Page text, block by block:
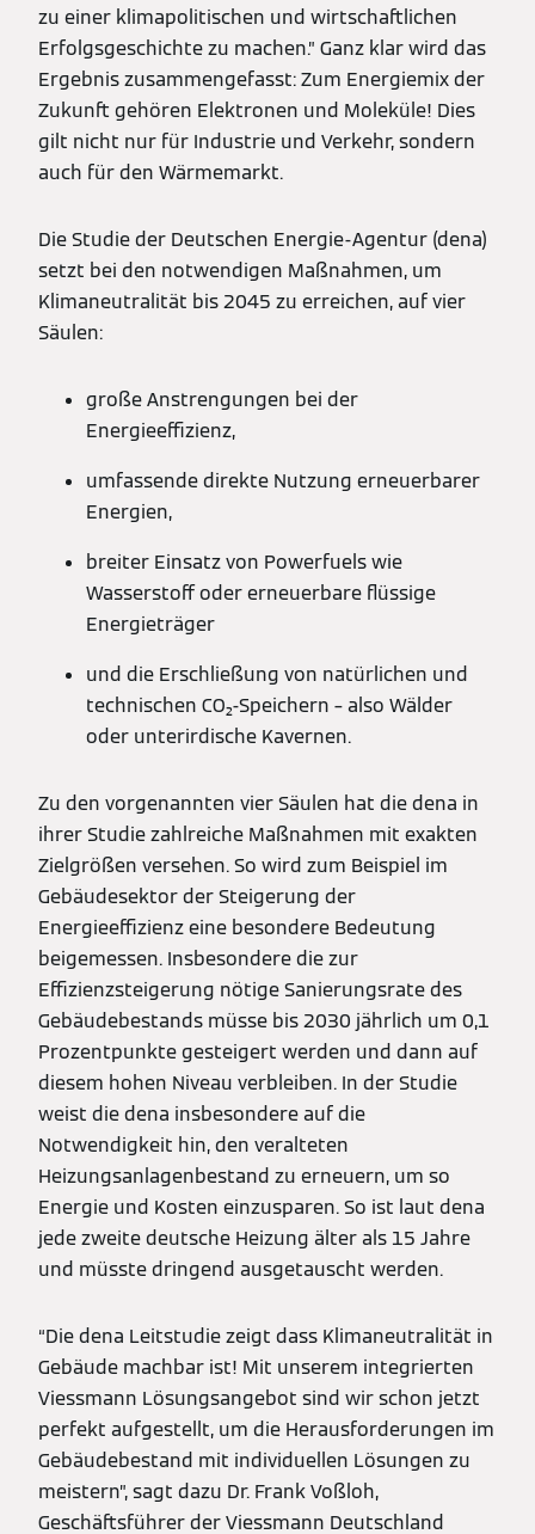
zu einer klimapolitischen und wirtschaftlichen
Erfolgsgeschichte zu machen.” Ganz klar wird das
Ergebnis zusammengefasst: Zum Energiemix der
Zukunft gehören Elektronen und Moleküle! Dies
gilt nicht nur für Industrie und Verkehr, sondern
auch für den Wärmemarkt.
Die Studie der Deutschen Energie-Agentur (dena)
setzt bei den notwendigen Maßnahmen, um
Klimaneutralität bis 2045 zu erreichen, auf vier
Säulen:
große Anstrengungen bei der
Energieeffizienz,
umfassende direkte Nutzung erneuerbarer
Energien,
breiter Einsatz von Powerfuels wie
Wasserstoff oder erneuerbare flüssige
Energieträger
und die Erschließung von natürlichen und
technischen CO₂-Speichern – also Wälder
oder unterirdische Kavernen.
Zu den vorgenannten vier Säulen hat die dena in
ihrer Studie zahlreiche Maßnahmen mit exakten
Zielgrößen versehen. So wird zum Beispiel im
Gebäudesektor der Steigerung der
Energieeffizienz eine besondere Bedeutung
beigemessen. Insbesondere die zur
Effizienzsteigerung nötige Sanierungsrate des
Gebäudebestands müsse bis 2030 jährlich um 0,1
Prozentpunkte gesteigert werden und dann auf
diesem hohen Niveau verbleiben. In der Studie
weist die dena insbesondere auf die
Notwendigkeit hin, den veralteten
Heizungsanlagenbestand zu erneuern, um so
Energie und Kosten einzusparen. So ist laut dena
jede zweite deutsche Heizung älter als 15 Jahre
und müsste dringend ausgetauscht werden.
“Die dena Leitstudie zeigt dass Klimaneutralität in
Gebäude machbar ist! Mit unserem integrierten
Viessmann Lösungsangebot sind wir schon jetzt
perfekt aufgestellt, um die Herausforderungen im
Gebäudebestand mit individuellen Lösungen zu
meistern”, sagt dazu Dr. Frank Voßloh,
Geschäftsführer der Viessmann Deutschland